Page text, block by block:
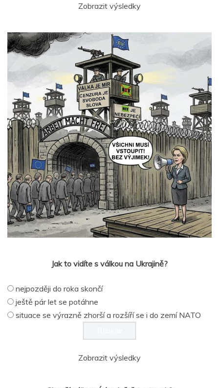
Zobrazit výsledky
Jak to vidíte s válkou na Ukrajině?
nejpozději do roka skončí
ještě pár let se potáhne
situace se výrazně zhorší a rozšíří se i do zemí NATO
Zobrazit výsledky